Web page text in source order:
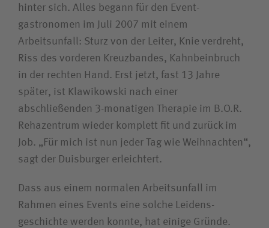
Unfallversicherungsträger
Zuweiserin / Zuweiser
Bewerberin / Bewerber
Journalistin / Journalist
hinter sich. Alles begann für den Event­
gastronomen im Juli 2007 mit einem
Arbeitsunfall: Sturz von der Leiter, Knie verdreht,
Riss des vorderen Kreuzbandes, Kahnbeinbruch
in der rechten Hand. Erst jetzt, fast 13 Jahre
später, ist Klawikowski nach einer
abschließenden 3-monatigen Therapie im B.O.R.
Rehazentrum wieder komplett fit und zurück im
Job. „Für mich ist nun jeder Tag wie Weihnachten“,
sagt der Duisburger erleichtert.
Dass aus einem normalen Arbeitsunfall im
Rahmen eines Events eine solche Leidens­
geschichte werden konnte, hat einige Gründe.